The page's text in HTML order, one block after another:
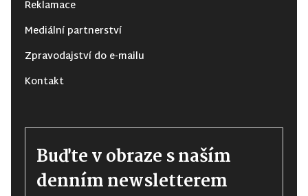
Reklamace
Mediální partnerství
Zpravodajství do e-mailu
Kontakt
Buďte v obraze s naším
denním newsletterem